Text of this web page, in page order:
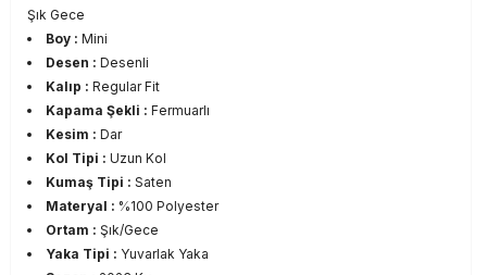
Şık Gece
Boy : Mini
Desen : Desenli
Kalıp : Regular Fit
Kapama Şekli : Fermuarlı
Kesim : Dar
Kol Tipi : Uzun Kol
Kumaş Tipi : Saten
Materyal : %100 Polyester
Ortam : Şık/Gece
Yaka Tipi : Yuvarlak Yaka